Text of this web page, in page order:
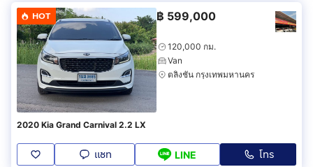
HOT ฿ 599,000
120,000 กม.
Van
ตลิ่งชัน กรุงเทพมหานคร
2020 Kia Grand Carnival 2.2 LX
แชท LINE โทร